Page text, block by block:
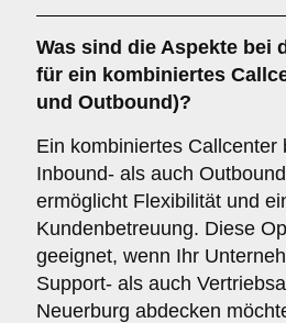
Was sind die Aspekte bei
für ein kombiniertes
und Outbound)?
Ein kombiniertes Callcenter
Inbound- als auch
ermöglicht Flexibilität und
Kundenbetreuung. Diese
geeignet, wenn Ihr
Support- als auch
Neuerburg abdecken